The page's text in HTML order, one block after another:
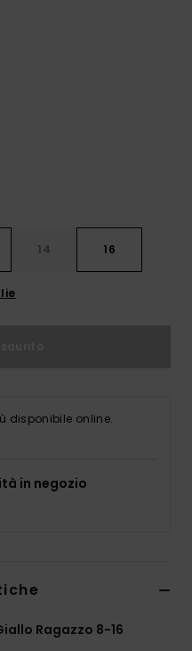
14 16
disponibile online.
in negozio
Ragazzo 8-16